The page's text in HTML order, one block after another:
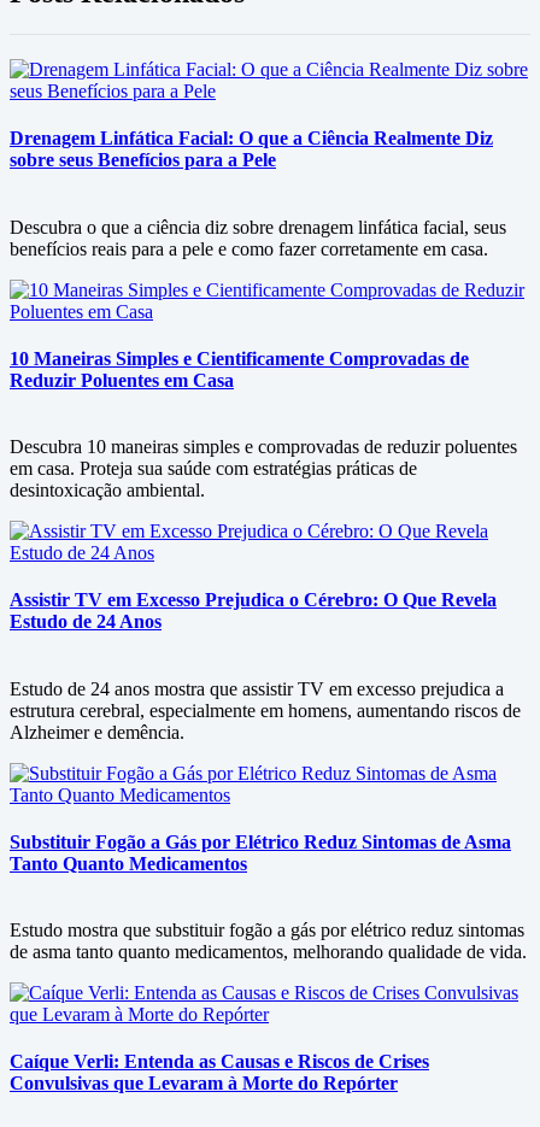
Drenagem Linfática Facial: O que a Ciência Realmente Diz
sobre seus Benefícios para a Pele
Descubra o que a ciência diz sobre drenagem linfática facial, seus
benefícios reais para a pele e como fazer corretamente em casa.
10 Maneiras Simples e Cientificamente Comprovadas de
Reduzir Poluentes em Casa
Descubra 10 maneiras simples e comprovadas de reduzir poluentes
em casa. Proteja sua saúde com estratégias práticas de
desintoxicação ambiental.
Assistir TV em Excesso Prejudica o Cérebro: O Que Revela
Estudo de 24 Anos
Estudo de 24 anos mostra que assistir TV em excesso prejudica a
estrutura cerebral, especialmente em homens, aumentando riscos de
Alzheimer e demência.
Substituir Fogão a Gás por Elétrico Reduz Sintomas de Asma
Tanto Quanto Medicamentos
Estudo mostra que substituir fogão a gás por elétrico reduz sintomas
de asma tanto quanto medicamentos, melhorando qualidade de vida.
Caíque Verli: Entenda as Causas e Riscos de Crises
Convulsivas que Levaram à Morte do Repórter